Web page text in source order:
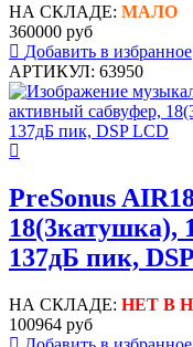
НА СКЛАДЕ: МАЛО
360000 руб
Добавить в избранное
АРТИКУЛ: 63950
PreSonus
18(3катушка),
137дБ пик,
НА СКЛАДЕ: НЕТ В
100964 руб